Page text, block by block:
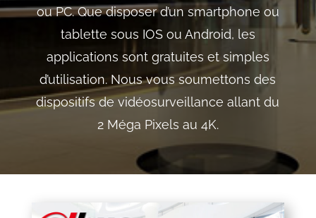
ou PC. Que disposer d’un smartphone ou
tablette sous IOS ou Android, les
applications sont gratuites et simples
d’utilisation. Nous vous soumettons des
dispositifs de vidéosurveillance allant du
2 Méga Pixels au 4K.